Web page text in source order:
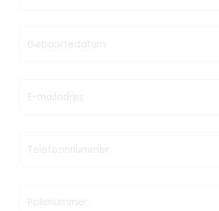
Geboortedatum
E-mailadres
Telefoonnummer
Polisnummer